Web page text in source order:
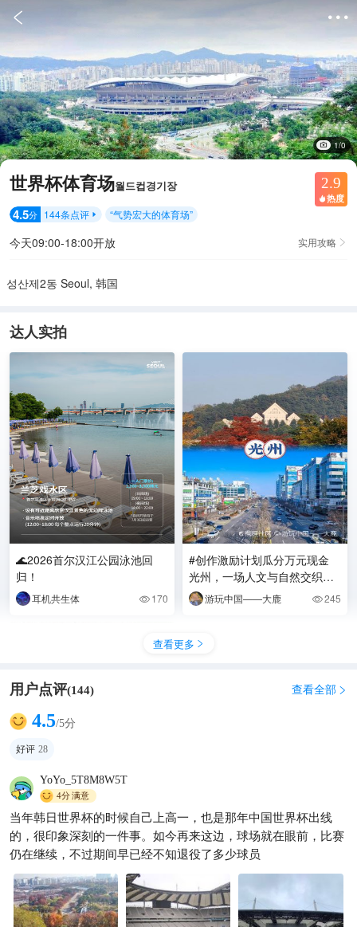
 
1/0
世界杯体育场월드컵경기장 2.9
 热度
4.5分 144条点评  “气势宏大的体育场”
今天09:00-18:00开放 实用攻略 
성산제2동 Seoul, 韩国
达人实拍
🌊2026首尔汉江公园泳池回
归！
耳机共生体  170
光州｜这个韩国文化之都，美
到让人想一头扎进艺术海洋！
🎨🏛
#创作激励计划瓜分万元现金
光州，一场人文与自然交织的
旅行 光州，这座韩国西南部的
城市，充满独特
游玩中国——大鹿 245
查看更多 
用户点评(144) 查看全部 
4.5/5分
好评 28
YoYo_5T8M8W5T
4分满意
当年韩日世界杯的时候自己上高一，也是那年中国世界杯出线
的，很印象深刻的一件事。如今再来这边，球场就在眼前，比赛
仍在继续，不过期间早已经不知退役了多少球员